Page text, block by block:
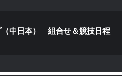
（中日本） 組合せ＆競技日程